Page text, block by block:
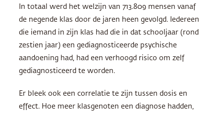
In totaal werd het welzijn van 713.809 mensen vanaf
de negende klas door de jaren heen gevolgd. Iedereen
die iemand in zijn klas had die in dat schooljaar (rond
zestien jaar) een gediagnosticeerde psychische
aandoening had, had een verhoogd risico om zelf
gediagnosticeerd te worden.
Er bleek ook een correlatie te zijn tussen dosis en
effect. Hoe meer klasgenoten een diagnose hadden,